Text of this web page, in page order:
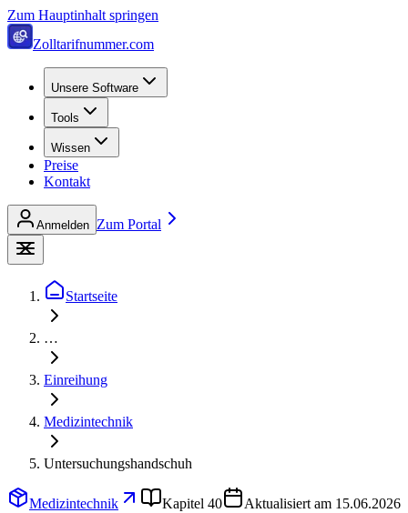
Zum Hauptinhalt springen
Zolltarifnummer.com
Unsere Software
Tools
Wissen
Preise
Kontakt
Anmelden Zum Portal
Startseite
…
Einreihung
Medizintechnik
Untersuchungshandschuh
Medizintechnik Kapitel 40 Aktualisiert am 15.06.2026